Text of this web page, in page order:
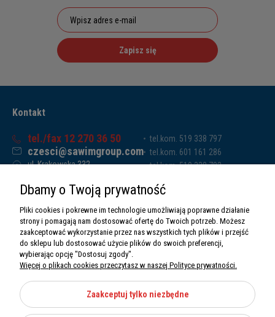
Zapisz się
Kontakt
tel./fax 12 270 36 50
czesci@sawimgroup.com
ul. Krakowska 332,
Sawim Group Mariusz Zdyb sp. k.
NIP: 5130284470
REGON: 5246591010
tel.kom. 519 338 797
tel.kom. 601 161 286
tel.kom. 519 338 793
O nas
Informacje
Dbamy o Twoją prywatność
Pliki cookies i pokrewne im technologie umożliwiają poprawne działanie
strony i pomagają nam dostosować ofertę do Twoich potrzeb. Możesz
zaakceptować wykorzystanie przez nas wszystkich tych plików i przejść
do sklepu lub dostosować użycie plików do swoich preferencji,
wybierając opcję "Dostosuj zgody".
Więcej o plikach cookies przeczytasz w naszej Polityce prywatności.
Zaakceptuj tylko niezbędne